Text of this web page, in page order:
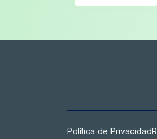
Política de Privacidad